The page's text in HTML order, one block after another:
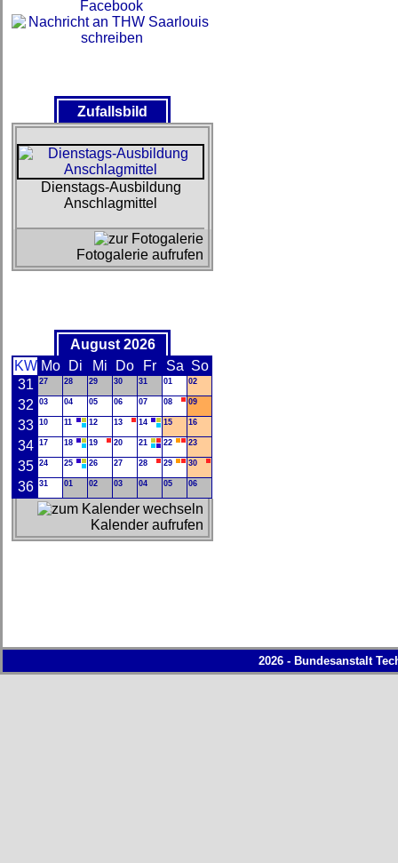
Zufallsbild
Dienstags-Ausbildung
Anschlagmittel
Fotogalerie aufrufen
August 2026
KW Mo Di Mi Do Fr Sa So
31
27 28 29 30 31 01 02
32 03 04 05 06 07 08 09
33 10 11 12 13 14 15 16
34 17 18 19 20 21 22 23
35 24 25 26 27 28 29 30
36 31 01 02 03 04 05 06
Kalender aufrufen
2026 - Bundesanstalt